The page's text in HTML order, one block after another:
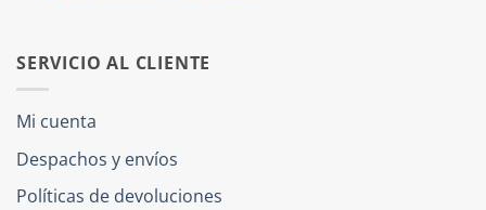
SERVICIO AL CLIENTE
Mi cuenta
Despachos y envíos
Políticas de devoluciones